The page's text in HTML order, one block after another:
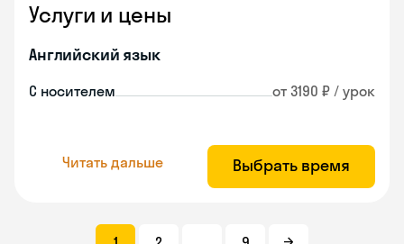
Услуги и цены
Английский язык
С носителем от 3190 ₽ / урок
Читать дальше Выбрать время